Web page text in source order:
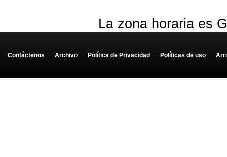
?>
<form
La zona horaria es
Contáctenos - Archivo - Política de Privacidad - Políticas de uso -